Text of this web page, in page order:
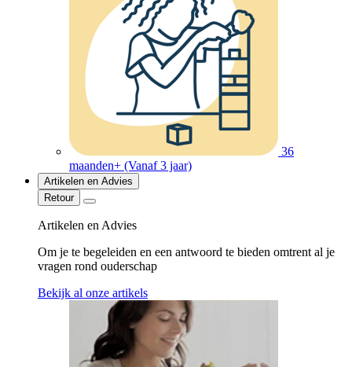
36
maanden+ (Vanaf 3 jaar)
Artikelen en Advies
Retour
Artikelen en Advies
Om je te begeleiden en een antwoord te bieden omtrent al je
vragen rond ouderschap
Bekijk al onze artikels